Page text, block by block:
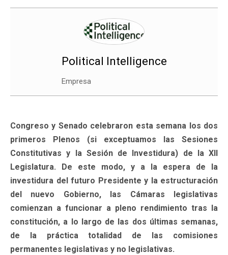
Political Intelligence
Empresa
Congreso y Senado celebraron esta semana los dos
primeros Plenos (si exceptuamos las Sesiones
Constitutivas y la Sesión de Investidura) de la XII
Legislatura. De este modo, y a la espera de la
investidura del futuro Presidente y la estructuración
del nuevo Gobierno, las Cámaras legislativas
comienzan a funcionar a pleno rendimiento tras la
constitución, a lo largo de las dos últimas semanas,
de la práctica totalidad de las comisiones
permanentes legislativas y no legislativas.